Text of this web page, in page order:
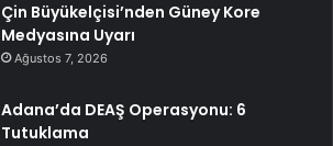
Çin Büyükelçisi’nden Güney Kore
Medyasına Uyarı
Ağustos 7, 2026
Adana’da DEAŞ Operasyonu: 6
Tutuklama